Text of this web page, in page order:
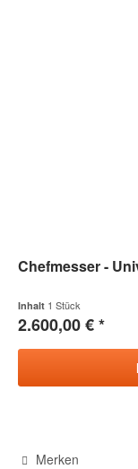
Chefmesser -
Inhalt 1 Stück
2.600,00 € *
Merken